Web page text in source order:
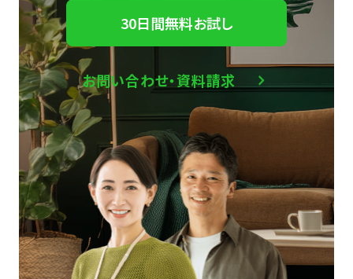
30日間無料お試し
お問い合わせ・資料請求